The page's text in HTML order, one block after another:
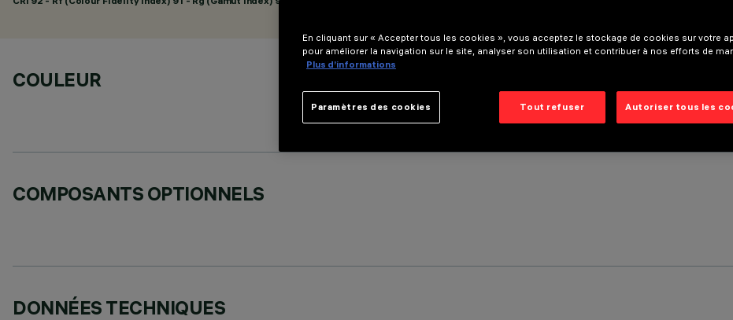
COULEUR
COMPOSANTS OPTIONNELS
DONNÉES TECHNIQUES
En cliquant sur « Accepter tous les cookies », vous acceptez le stockage de cookies sur votre
pour améliorer la navigation sur le site, analyser son utilisation et contribuer à nos efforts de
Plus d’informations
Tout refuser Autoriser tous les
Paramètres des cookies